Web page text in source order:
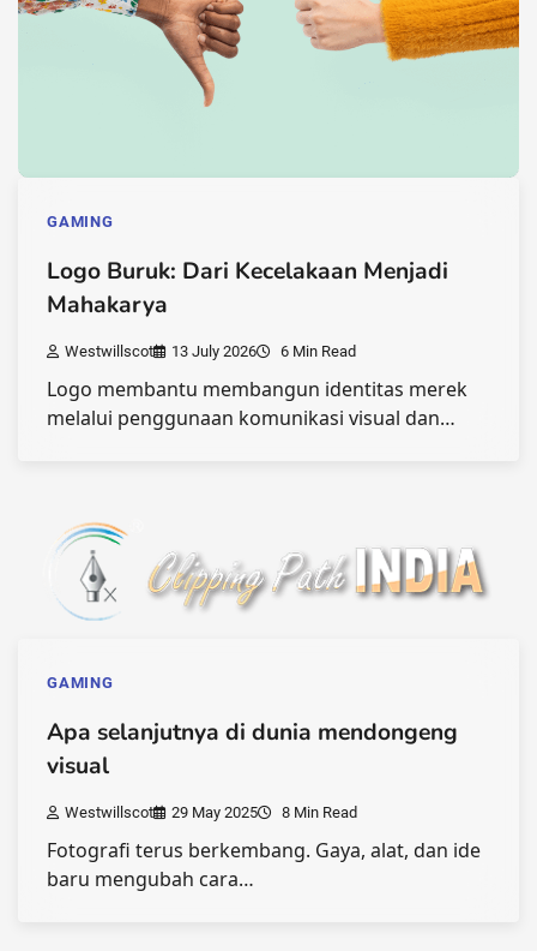
GAMING
Logo Buruk: Dari Kecelakaan Menjadi
Mahakarya
Westwillscot 13 July 2026 6 Min Read
Logo membantu membangun identitas merek
melalui penggunaan komunikasi visual dan…
GAMING
Apa selanjutnya di dunia mendongeng
visual
Westwillscot 29 May 2025 8 Min Read
Fotografi terus berkembang. Gaya, alat, dan ide
baru mengubah cara…